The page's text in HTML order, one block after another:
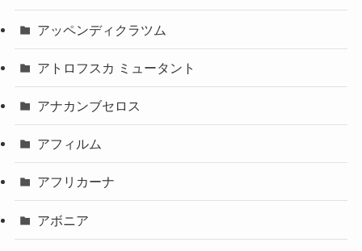
アッペンディクラツム
アトロフスカ ミュータント
アナカンブセロス
アフィルム
アフリカーナ
アボニア